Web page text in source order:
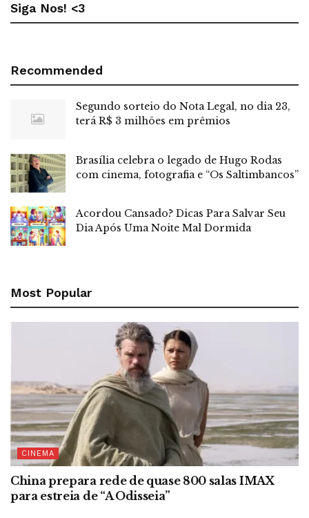
Siga Nos! <3
Recommended
Segundo sorteio do Nota Legal, no dia 23,
terá R$ 3 milhões em prêmios
Brasília celebra o legado de Hugo Rodas
com cinema, fotografia e “Os Saltimbancos”
Acordou Cansado? Dicas Para Salvar Seu
Dia Após Uma Noite Mal Dormida
Most Popular
CINEMA
China prepara rede de quase 800 salas IMAX
para estreia de “A Odisseia”